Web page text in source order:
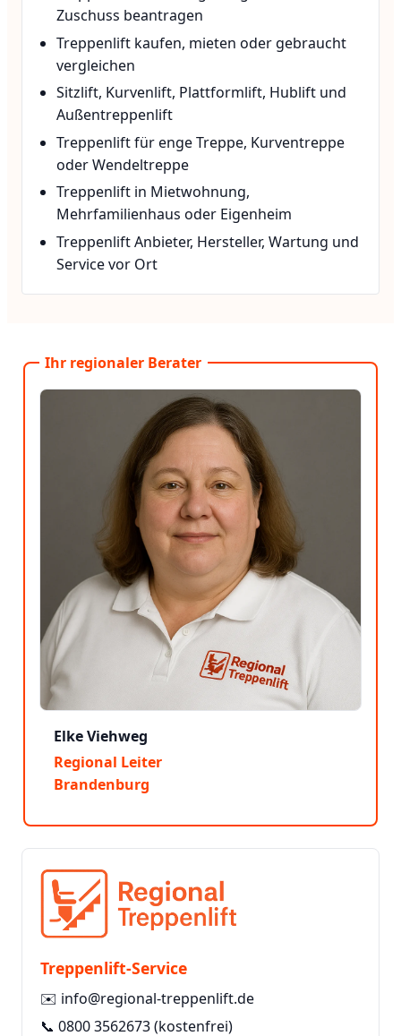
Zuschuss beantragen
Treppenlift kaufen, mieten oder gebraucht
vergleichen
Sitzlift, Kurvenlift, Plattformlift, Hublift und
Außentreppenlift
Treppenlift für enge Treppe, Kurventreppe
oder Wendeltreppe
Treppenlift in Mietwohnung,
Mehrfamilienhaus oder Eigenheim
Treppenlift Anbieter, Hersteller, Wartung und
Service vor Ort
Ihr regionaler Berater
Elke Viehweg
Regional Leiter
Brandenburg
Treppenlift-Service
✉️ info@regional-treppenlift.de
📞 0800 3562673(kostenfrei)